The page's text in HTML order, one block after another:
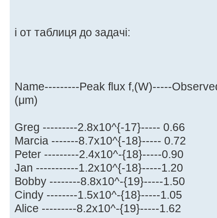
і от таблиця до задачі:
Name---------Peak flux f,(W)-----
(μm)
Greg ---------2.8x10^{-17}----- 0.66
Marcia -------8.7x10^{-18}----- 0.72
Peter ---------2.4x10^-{18}-----0.90
Jan -----------1.2x10^{-18}-----1.20
Bobby --------8.8x10^-{19}-----1.50
Cindy --------1.5x10^-{18}-----1.05
Alice ---------8.2x10^-{19}-----1.62